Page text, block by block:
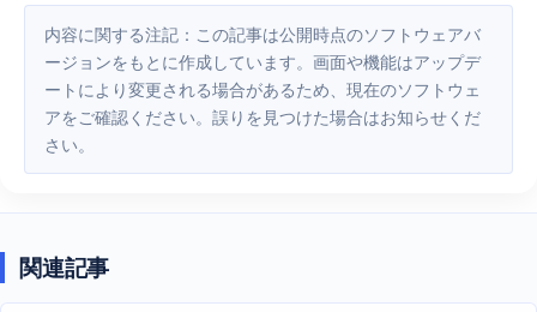
内容に関する注記：この記事は公開時点のソフトウェアバ
ージョンをもとに作成しています。画面や機能はアップデ
ートにより変更される場合があるため、現在のソフトウェ
アをご確認ください。誤りを見つけた場合はお知らせくだ
さい。
関連記事